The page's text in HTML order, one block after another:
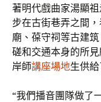
著明代戲曲家湯顯
步在古街巷弄之間
廟、葆守祠等古建
磋和交通本身的所
岸師講座場地生供
“我們播音團隊做了